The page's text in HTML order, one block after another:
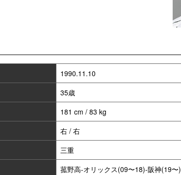
1990.11.10
35歳
181 cm / 83 kg
右 / 右
三重
菰野高-オリックス(09〜18)-阪神(19〜)